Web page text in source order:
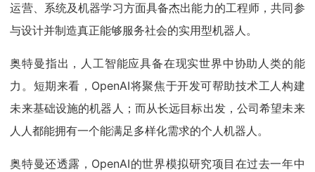
运营、系统及机器学习方面具备杰出能力的工程师，共同参
与设计并制造真正能够服务社会的实用型机器人。
奥特曼指出，人工智能应具备在现实世界中协助人类的能
力。短期来看，OpenAI将聚焦于开发可帮助技术工人构建
未来基础设施的机器人；而从长远目标出发，公司希望未来
人人都能拥有一个能满足多样化需求的个人机器人。
奥特曼还透露，OpenAI的世界模拟研究项目在过去一年中